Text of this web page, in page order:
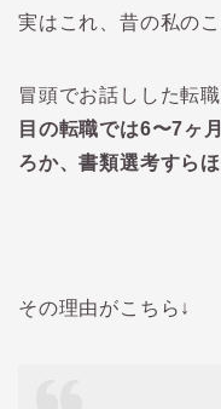
実はこれ、昔の私のこ
冒頭でお話しした転
目の転職では6〜7ヶ
ろか、書類選考すら
その理由がこちら↓